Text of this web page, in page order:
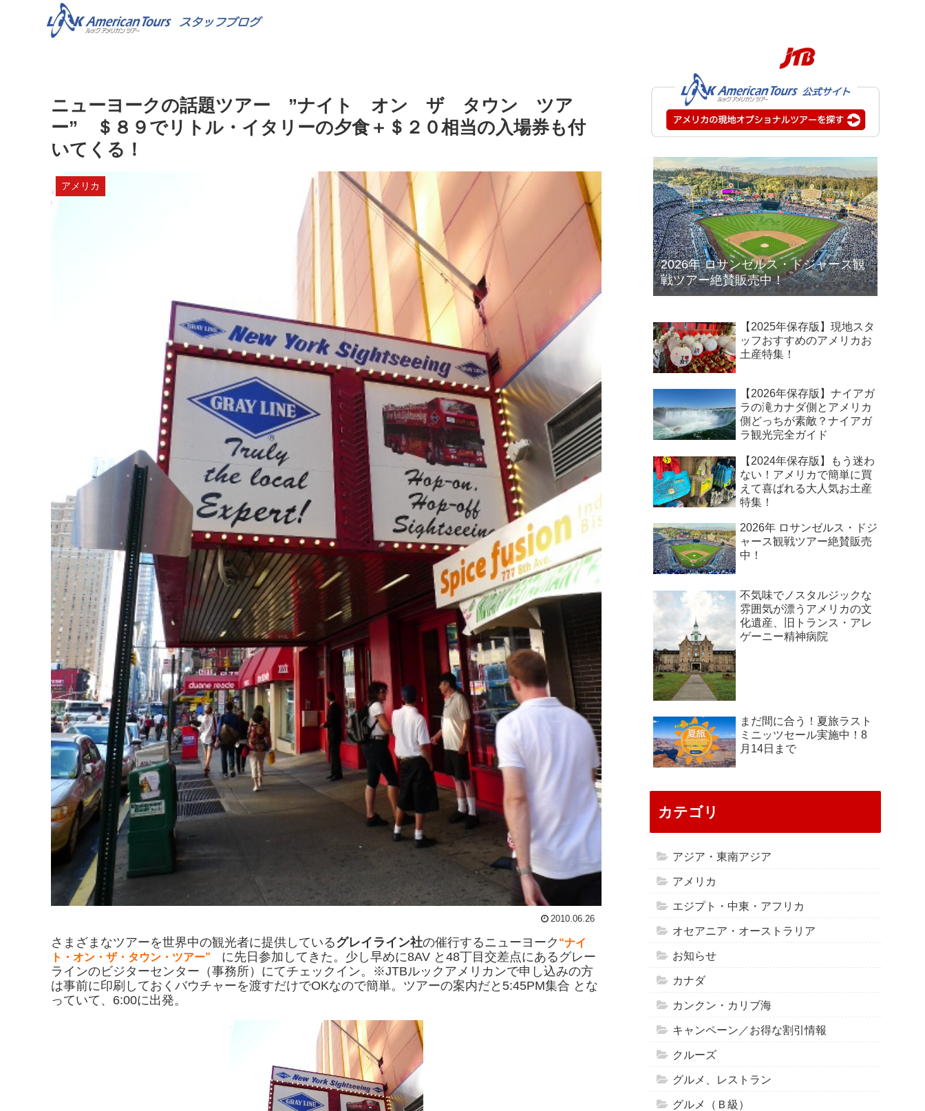
ニューヨークの話題ツアー ”ナイト オン ザ タウン ツア
ー” ＄８９でリトル・イタリーの夕食＋＄２０相当の入場券も付
いてくる！
アメリカ
2010.06.26
さまざまなツアーを世界中の観光者に提供しているグレイライン社の催行するニューヨーク “ナイ
ト・オン・ザ・タウン・ツアー” に先日参加してきた。少し早めに8AV と48丁目交差点にあるグレー
ラインのビジターセンター（事務所）にてチェックイン。※JTBルックアメリカンで申し込みの方
は事前に印刷しておくバウチャーを渡すだけでOKなので簡単。ツアーの案内だと5:45PM集合 とな
っていて、6:00に出発。
2026年 ロサンゼルス・ドジャース観
戦ツアー絶賛販売中！
【2025年保存版】現地スタ
ッフおすすめのアメリカお
土産特集！
【2026年保存版】ナイアガ
ラの滝カナダ側とアメリカ
側どっちが素敵？ナイアガ
ラ観光完全ガイド
【2024年保存版】もう迷わ
ない！アメリカで簡単に買
えて喜ばれる大人気お土産
特集！
2026年 ロサンゼルス・ドジ
ャース観戦ツアー絶賛販売
中！
不気味でノスタルジックな
雰囲気が漂うアメリカの文
化遺産、旧トランス・アレ
ゲーニー精神病院
まだ間に合う！夏旅ラスト
ミニッツセール実施中！8
月14日まで
カテゴリ
アジア・東南アジア
アメリカ
エジプト・中東・アフリカ
オセアニア・オーストラリア
お知らせ
カナダ
カンクン・カリブ海
キャンペーン／お得な割引情報
クルーズ
グルメ、レストラン
グルメ（Ｂ級）